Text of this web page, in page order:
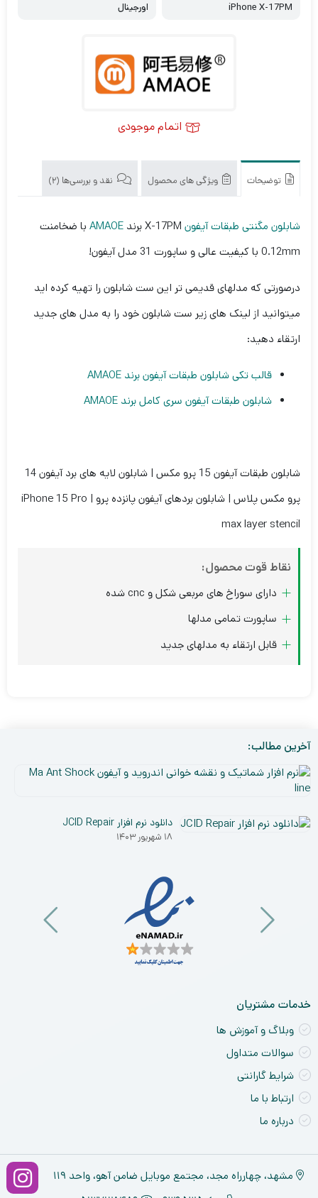
iPhone X-17PM
اورجینال
اتمام موجودی
توضیحات ویژگی های محصول نقد و بررسی‌ها (2)
شابلون مگنتی طبقات آیفون AMAOE با ضخامنت
0.12mm با کیفیت عالی و ساپورت 31 مدل آیفون!
درصورتی که مدلهای قدیمی تر این ست شابلون را تهیه کرده اید
میتوانید از لینک های زیر ست شابلون خود را به مدل های جدید
ارتقاء دهید:
قالب تکی شابلون طبقات آیفون برند AMAOE
شابلون طبقات آیفون سری کامل برند AMAOE
شابلون طبقات آیفون 15 پرو مکس | شابلون لایه های برد آیفون 14
پرو مکس پلاس | شابلون بردهای آیفون پانزده پرو | iPhone 15 Pro
max layer stencil
نقاط قوت محصول:
دارای سوراخ های مربعی شکل و cnc شده
ساپورت تمامی مدلها
قابل ارتقاء به مدلهای جدید
آخرین مطالب:
دانلود نرم افزار JCID Repair
۱۸ شهریور ۱۴۰۳
خدمات مشتریان
وبلاگ و آموزش ها
سوالات متداول
شرایط گارانتی
ارتباط با ما
درباره ما
مشهد، چهارراه مجد، مجتمع موبایل ضامن آهو، واحد ۱۱۹